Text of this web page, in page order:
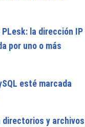
la dirección IP
por uno o más
esté marcada
directorios y archivos